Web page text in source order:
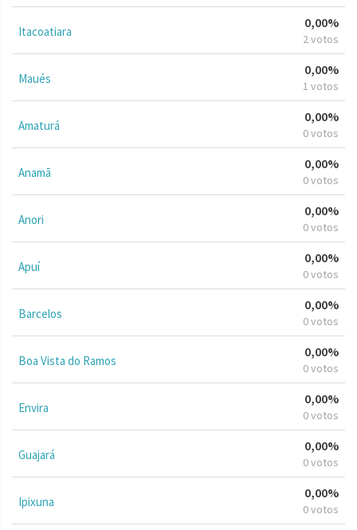
Itacoatiara
0,00%
2 votos
Maués
0,00%
1 votos
Amaturá
0,00%
0 votos
Anamã
0,00%
0 votos
Anori
0,00%
0 votos
Apuí
0,00%
0 votos
Barcelos
0,00%
0 votos
Boa Vista do Ramos
0,00%
0 votos
Envira
0,00%
0 votos
Guajará
0,00%
0 votos
Ipixuna
0,00%
0 votos